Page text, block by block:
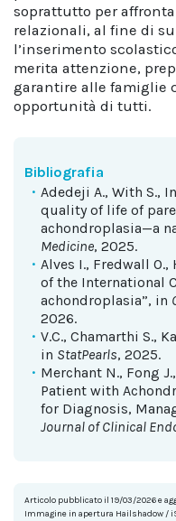
soprattutto per
relazionali, al fine di
l’inserimento
merita attenzione,
garantire alle famiglie
opportunità di tutti.
Bibliografia
Adedeji A., With S.,
quality of life of
achondroplasia—a
Medicine, 2025.
Alves I., Fredwall O.,
of the International
achondroplasia”, in
2026.
V.C., Chamarthi S.,
in StatPearls, 2025.
Merchant N., Fong
Patient with
for Diagnosis,
Journal of Clinical
Articolo pubblicato il 19/03/2026 e
Immagine in apertura Hailshadow /